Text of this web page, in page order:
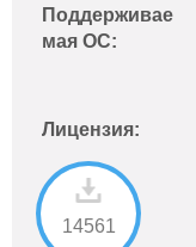
Поддерживае
мая ОС:
Лицензия:
14561